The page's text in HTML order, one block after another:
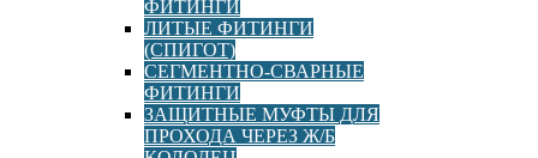
ФИТИНГИ
ЛИТЫЕ ФИТИНГИ
(СПИГОТ)
СЕГМЕНТНО-СВАРНЫЕ
ФИТИНГИ
ЗАЩИТНЫЕ МУФТЫ ДЛЯ
ПРОХОДА ЧЕРЕЗ Ж/Б
Производитель
Страна Россия